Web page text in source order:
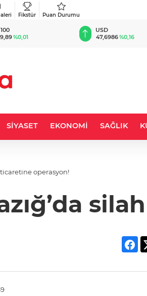
Fikstür Puan Durumu
%0,01
USD
47,6986%0,16
SİYASET EKONOMİ SAĞLIK
ticaretine operasyon!